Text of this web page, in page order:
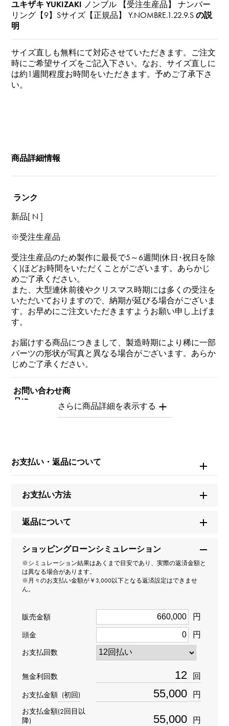
ユキザキ YUKIZAKI ノンブル 【受注生産品】 ナンバー
リング【9】Sサイズ【正規品】
Y.NOMBRE.1.22.9.S の説
明
サイズ直しも無料にて対応させていただきます。ご注文
時にご希望サイズをご記入下さい。なお、サイズ直しに
は約1週間程度お時間をいただきます。予めご了承下さ
い。
商品詳細情報
ランク
新品[ N ]
※受注生産品
受注生産品のため製作に最長で5～6週間(休日･祝日を除
く)ほどお時間をいただくことがございます。あらかじ
めご了承ください。
また、大型連休前後やクリスマス時期には多くの受注を
いただいておりますので、納期が延びる場合がございま
す。お早めにご注文いただきますようお願い申し上げま
す。
お届けする商品につきまして、製造時期により稀に一部
パーツの形状が写真と異なる場合がございます。あらか
じめご了承ください。
お問い合わせ商
品ID
Y.NOMBRE.1.22.9.S
ノンブル 【受注生産品】 ナンバーリング【9】Sサイズ
【正規品】
ブランド名
ユキザキ
モデル名
ノンブル
型番
Y.NOMBRE.1.22.9.S
タイプ
男女兼用
種類
数字 × リング
数字＞数字 × リング
お支払い・返品について
お支払い方法
返品について
ショッピングローンシミュレーション
※シミュレーション結果はあくまで目安であり、実際の返済金額と
は異なる場合があります。
※月々のお支払い金額が￥3,000以下となる返済設定はできませ
ん。
販売金額 円
頭金 円
お支払回数
無金利回数 回
お支払金額 (初回) 円
お支払金額(2回目以
降)
円